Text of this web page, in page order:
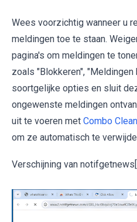
Wees voorzichtig wanneer u
meldingen toe te staan.
pagina's om meldingen te
zoals "Blokkeren", "Meldingen
soortgelijke opties en sluit
ongewenste meldingen
uit te voeren met Combo
om ze automatisch te
Verschijning van